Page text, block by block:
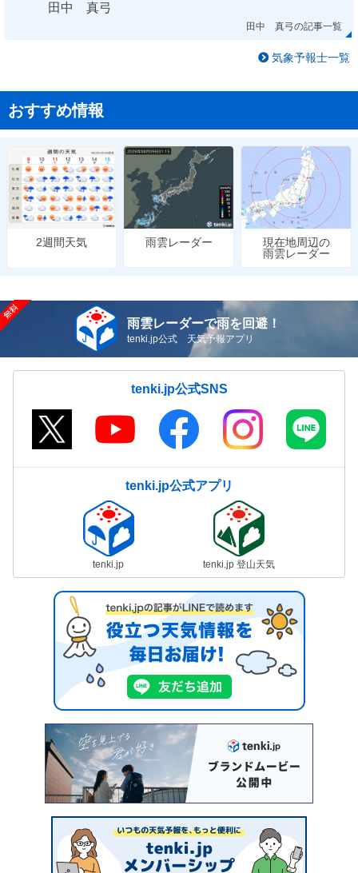
田中 真弓
田中 真弓の記事一覧
気象予報士一覧
おすすめ情報
2週間天気 雨雲レーダー
現在地周辺の
雨雲レーダー
雨雲レーダーで雨を回避！
tenki.jp公式 天気予報アプリ
tenki.jp公式SNS
tenki.jp公式アプリ
tenki.jp tenki.jp 登山天気